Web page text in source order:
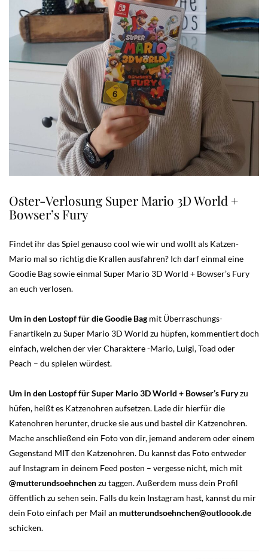
Oster-Verlosung Super Mario 3D World +
Bowser’s Fury
Findet ihr das Spiel genauso cool wie wir und wollt als Katzen-
Mario mal so richtig die Krallen ausfahren? Ich darf einmal eine
Goodie Bag sowie einmal Super Mario 3D World + Bowser’s Fury
an euch verlosen.
Um in den Lostopf für die Goodie Bag mit Überraschungs-
Fanartikeln zu Super Mario 3D World zu hüpfen, kommentiert doch
einfach, welchen der vier Charaktere -Mario, Luigi, Toad oder
Peach – du spielen würdest.
Um in den Lostopf für Super Mario 3D World + Bowser’s Furyzu
hüfen, heißt es Katzenohren aufsetzen. Lade dir hierfür die
Katenohren herunter, drucke sie aus und bastel dir Katzenohren.
Mache anschließend ein Foto von dir, jemand anderem oder einem
Gegenstand MIT den Katzenohren. Du kannst das Foto entweder
auf Instagram in deinem Feed posten – vergesse nicht, mich mit
@mutterundsoehnchenzu taggen. Außerdem muss dein Profil
öffentlich zu sehen sein. Falls du kein Instagram hast, kannst du mir
dein Foto einfach per Mail an mutterundsoehnchen@outloook.de
schicken.